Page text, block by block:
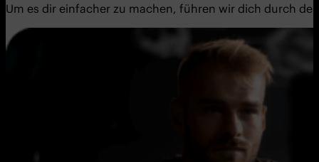
Um es dir einfacher zu machen, führen wir dich durch